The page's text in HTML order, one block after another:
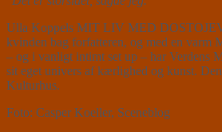
Ulla Koppels MIT LIV MED
kvinden bag forfatteren, og med en varm
– og i vanligt intimt set up – har Verdens
sit eget univers af kærlighed og kunst.
Kulturhus.
Foto: Casper Koeller, Sceneblog